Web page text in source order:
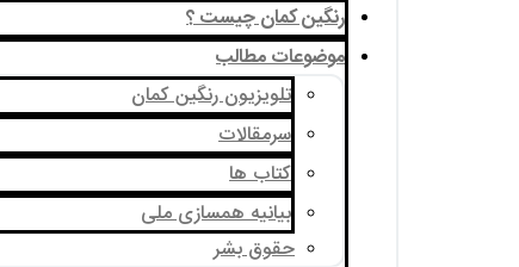
رنگین کمان چیست ؟
موضوعات مطالب
تلویزیون رنگین کمان
سرمقالات
کتاب ها
بیانیه همسازی ملی
حقوق بشر